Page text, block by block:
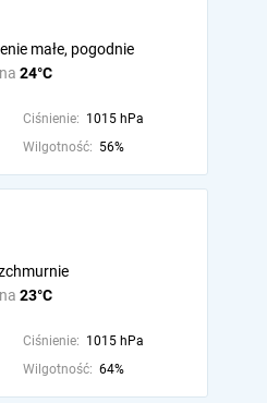
24°C
małe, pogodnie
Ciśnienie: 1015 hPa
Wilgotność: 56%
23°C
Ciśnienie: 1015 hPa
Wilgotność: 64%